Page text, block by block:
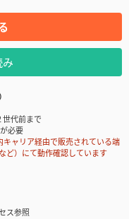
代前まで
必要
ャリア経由で販売されている端
ど）にて動作確認しています
ス参照